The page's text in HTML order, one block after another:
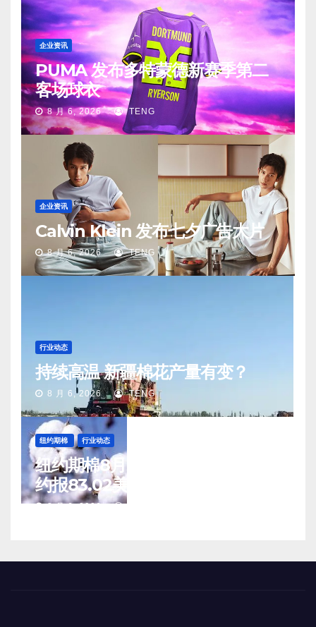
企业资讯
PUMA 发布多特蒙德新赛季第二
客场球衣
8 月 6, 2026 TENG
企业资讯
Calvin Klein 发布七夕广告大片
8 月 6, 2026 TENG
行业动态
持续高温 新疆棉花产量有变？
8 月 6, 2026 TENG
纽约期棉 行业动态
纽约期棉8月5日(周三)收涨12月合
约报83.02美分/磅
8 月 6, 2026 TENG